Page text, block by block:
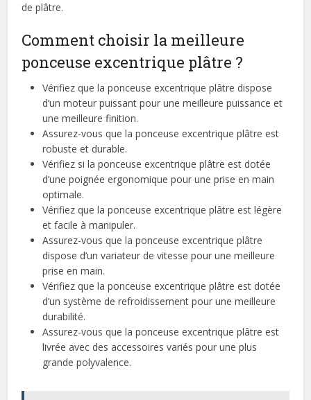
de plâtre.
Comment choisir la meilleure
ponceuse excentrique plâtre ?
Vérifiez que la ponceuse excentrique plâtre dispose
d’un moteur puissant pour une meilleure puissance et
une meilleure finition.
Assurez-vous que la ponceuse excentrique plâtre est
robuste et durable.
Vérifiez si la ponceuse excentrique plâtre est dotée
d’une poignée ergonomique pour une prise en main
optimale.
Vérifiez que la ponceuse excentrique plâtre est légère
et facile à manipuler.
Assurez-vous que la ponceuse excentrique plâtre
dispose d’un variateur de vitesse pour une meilleure
prise en main.
Vérifiez que la ponceuse excentrique plâtre est dotée
d’un système de refroidissement pour une meilleure
durabilité.
Assurez-vous que la ponceuse excentrique plâtre est
livrée avec des accessoires variés pour une plus
grande polyvalence.